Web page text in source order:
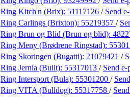
Ring Kitch'n (Brix): 51117126 / Send
Ring Carlings (Brixton): 55219357 /
Ring Brun og Blid (Brun og blid):
Ring Meny (Brødrene Ringstad):
Ring Skoringen (Bugatti): 21079421 /
Ring Jernia (Built): 55317013 / Send e-
Ring Intersport (Bula): 55301200 /
Ring VITA (Bulldog): 55317758 /